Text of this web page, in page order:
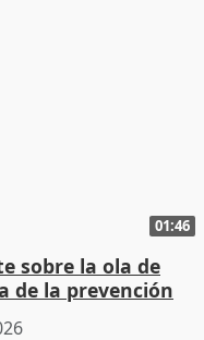
01:46
sobre la ola de
de la prevención